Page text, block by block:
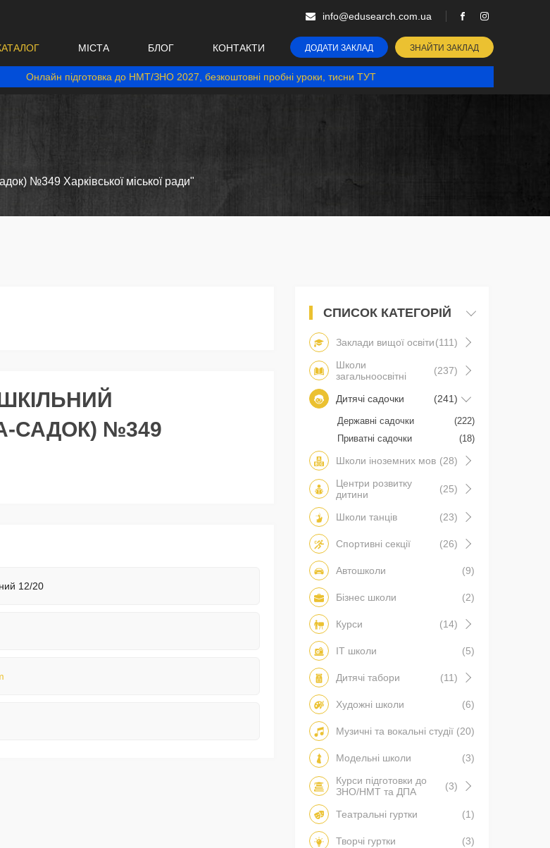
info@edusearch.com.ua
МІСТА БЛОГ КОНТАКТИ ДОДАТИ ЗАКЛАД ЗНАЙТИ ЗАКЛАД
Онлайн підготовка до НМТ/ЗНО 2027, безкоштовні пробні уроки, тисни ТУТ
№349 Харківської міської ради"
САДОК) №349
12/20
СПИСОК КАТЕГОРІЙ
Заклади вищої освіти(111)
Школи
загальноосвітні
(237)
Дитячі садочки (241)
Державні садочки
(222)
Приватні садочки
(18)
Школи іноземних мов (28)
Центри розвитку
дитини
(25)
Школи танців (23)
Спортивні секції (26)
Автошколи (9)
Бізнес школи (2)
Курси (14)
IT школи (5)
Дитячі табори (11)
Художні школи (6)
Музичні та вокальні студії (20)
Модельні школи
(3)
Курси підготовки до
ЗНО/НМТ та ДПА
(3)
Театральні гуртки (1)
Творчі гуртки (3)